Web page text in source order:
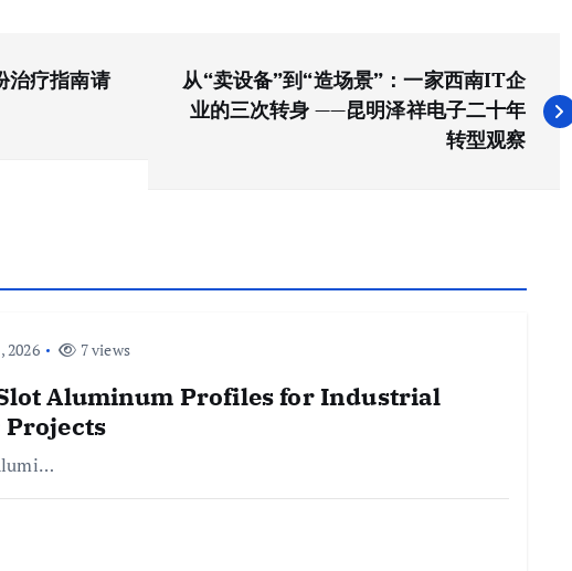
治疗指南请
从“卖设备”到“造场景”：一家西南IT企
业的三次转身 ——昆明泽祥电子二十年
转型观察
2026 7 views
Aluminum Profiles for Industrial
Projects